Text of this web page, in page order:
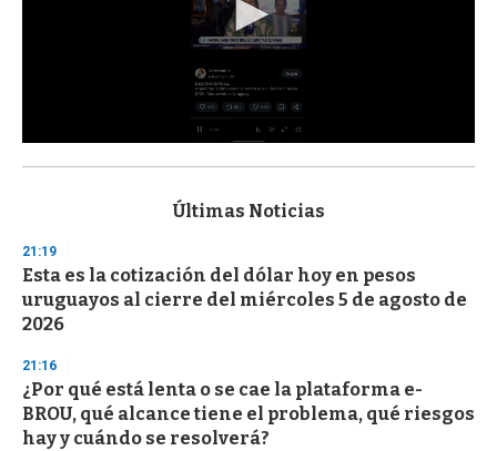
s
d
s
o
f
3
s
c
o
n
Últimas Noticias
21:19
Esta es la cotización del dólar hoy en pesos
uruguayos al cierre del miércoles 5 de agosto de
2026
21:16
¿Por qué está lenta o se cae la plataforma e-
BROU, qué alcance tiene el problema, qué riesgos
hay y cuándo se resolverá?